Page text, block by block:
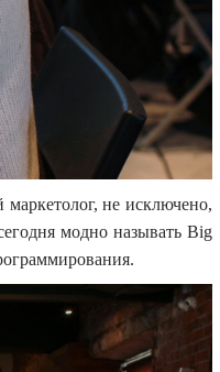
не исключено,
модно называть Big